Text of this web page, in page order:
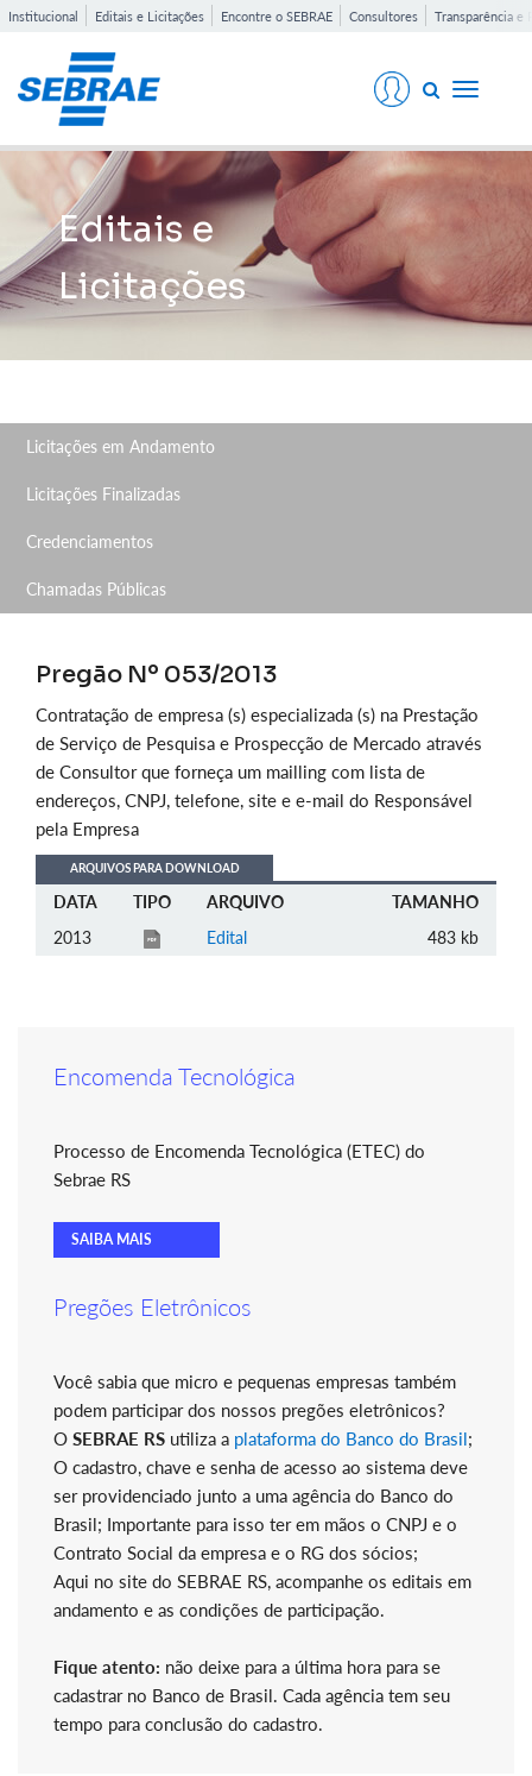
Institucional Editais e Licitações Encontre o SEBRAE Consultores Transparência e
Toggle
Editais e
Licitações
Licitações em Andamento
Licitações Finalizadas
Credenciamentos
Chamadas Públicas
Pregão Nº 053/2013
Contratação de empresa (s) especializada (s) na Prestação
de Serviço de Pesquisa e Prospecção de Mercado através
de Consultor que forneça um mailling com lista de
endereços, CNPJ, telefone, site e e-mail do Responsável
pela Empresa
ARQUIVOS PARA DOWNLOAD
DATA TIPO ARQUIVO
TAMANHO
2013
Edital 483 kb
Encomenda Tecnológica
Processo de Encomenda Tecnológica (ETEC) do
Sebrae RS
SAIBA MAIS
Pregões Eletrônicos
Você sabia que micro e pequenas empresas também
podem participar dos nossos pregões eletrônicos?
O SEBRAE RS utiliza a plataforma do Banco do Brasil;
O cadastro, chave e senha de acesso ao sistema deve
ser providenciado junto a uma agência do Banco do
Brasil; Importante para isso ter em mãos o CNPJ e o
Contrato Social da empresa e o RG dos sócios;
Aqui no site do SEBRAE RS, acompanhe os editais em
andamento e as condições de participação.
Fique atento: não deixe para a última hora para se
cadastrar no Banco de Brasil. Cada agência tem seu
tempo para conclusão do cadastro.